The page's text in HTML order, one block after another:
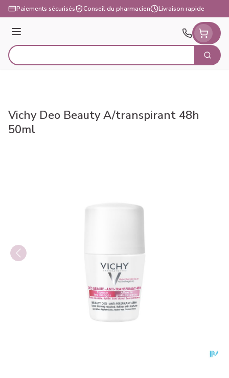
Aller au contenu
Paiements sécurisés Conseil du pharmacien Livraison rapide
Menu
Rechercher
Vichy Deo Beauty A/transpirant 48h
50ml